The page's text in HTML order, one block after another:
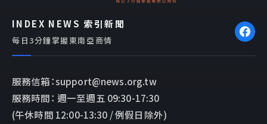
INDEX NEWS 索引新聞
每日3分鐘掌握東南亞商情
服務信箱：support@news.org.tw
服務時間： 週一至週五 09:30-17:30
(午休時間 12:00-13:30 / 例假日除外)